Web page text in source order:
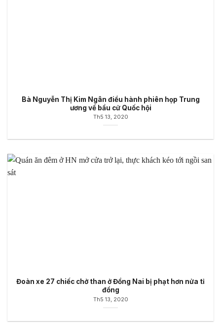
Bà Nguyễn Thị Kim Ngân điều hành phiên họp Trung
ương về bầu cử Quốc hội
Th5 13, 2020
Đoàn xe 27 chiếc chở than ở Đồng Nai bị phạt hơn nửa tỉ
đồng
Th5 13, 2020